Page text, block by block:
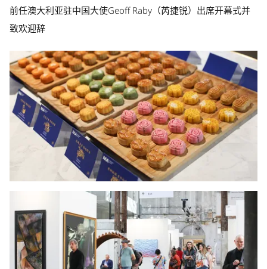
前任澳大利亚驻中国大使Geoff Raby（芮捷锐）出席开幕式并
致欢迎辞